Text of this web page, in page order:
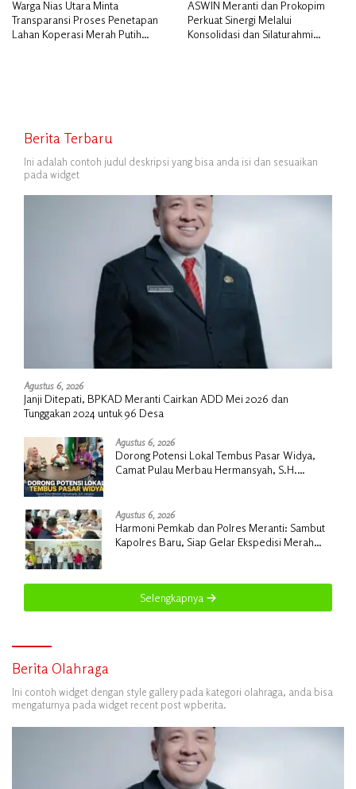
Warga Nias Utara Minta
Transparansi Proses Penetapan
Lahan Koperasi Merah Putih
ASWIN Meranti dan Prokopim
Perkuat Sinergi Melalui
Konsolidasi dan Silaturahmi
Berita Terbaru
Ini adalah contoh judul deskripsi yang bisa anda isi dan sesuaikan
pada widget
Agustus 6, 2026
Janji Ditepati, BPKAD Meranti Cairkan ADD Mei 2026 dan
Tunggakan 2024 untuk 96 Desa
Agustus 6, 2026
Dorong Potensi Lokal Tembus Pasar Widya,
Camat Pulau Merbau Hermansyah, S.H.
Agustus 6, 2026
Harmoni Pemkab dan Polres Meranti: Sambut
Kapolres Baru, Siap Gelar Ekspedisi Merah
Selengkapnya
Berita Olahraga
Ini contoh widget dengan style gallery pada kategori olahraga, anda bisa
mengaturnya pada widget recent post wpberita.